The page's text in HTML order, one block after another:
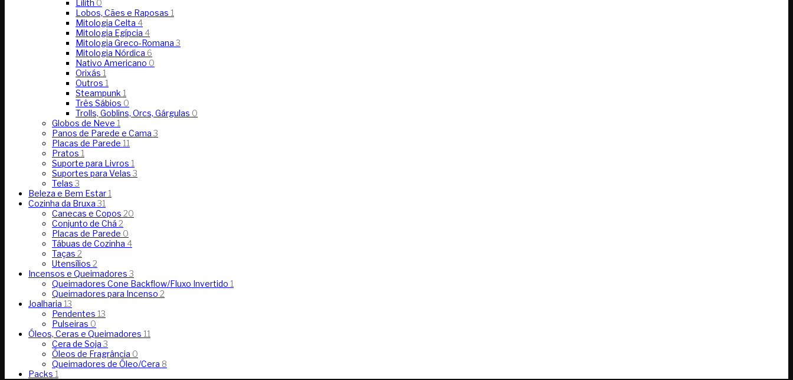
Lilith 0
Lobos, Cães e Raposas 1
Mitologia Celta 4
Mitologia Egípcia 4
Mitologia Greco-Romana3
Mitologia Nórdica 6
Nativo Americano 0
Orixás 1
Outros 1
Steampunk 1
Três Sábios 0
Trolls, Goblins, Orcs, Gárgulas 0
Globos de Neve 1
Panos de Parede e Cama3
Placas de Parede 11
Pratos 1
Suporte para Livros 1
Suportes para Velas3
Telas3
Beleza e Bem Estar 1
Cozinha da Bruxa31
Canecas e Copos 20
Conjunto de Chá 2
Placas de Parede 0
Tábuas de Cozinha 4
Taças 2
Utensílios 2
Incensos e Queimadores3
Queimadores Cone Backflow/Fluxo Invertido 1
Queimadores para Incenso 2
Joalharia 13
Pendentes 13
Pulseiras 0
Óleos, Ceras e Queimadores 11
Cera de Soja3
Óleos de Fragrância 0
Queimadores de Óleo/Cera 8
Packs 1